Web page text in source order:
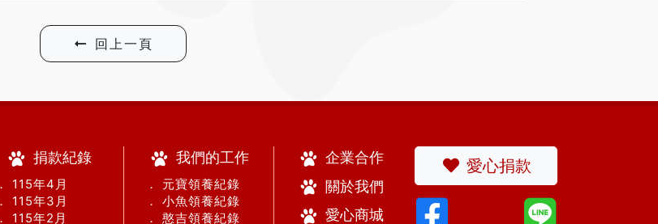
回上一頁
捐款紀錄
． 115年4月
． 115年3月
． 115年2月
我們的工作
． 元寶領養紀錄
． 小魚領養紀錄
． 憨吉領養紀錄
企業合作
關於我們
愛心商城
愛心捐款